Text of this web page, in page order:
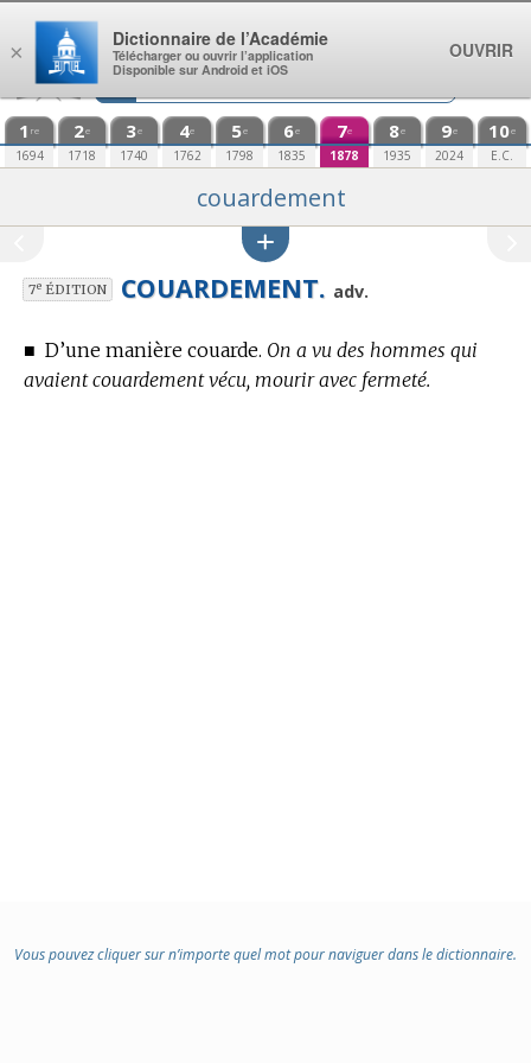
Aller au contenu
1 re
1694
2e
1718
3e
1740
4e
1762
5e
1798
6e
1835
7e
1878
8e
1935
9e
2024
10e
E.C.
couardement
7eÉDITION COUARDEMENT. adv.
■ D’une manière couarde. On a vu des hommes qui
avaient couardement vécu, mourir avec fermeté.
Vous pouvez cliquer sur n’importe quel mot pour naviguer dans le dictionnaire.
×
Dictionnaire de l’Académie
Télécharger ou ouvrir l’application
Disponible sur Android et iOS
OUVRIR